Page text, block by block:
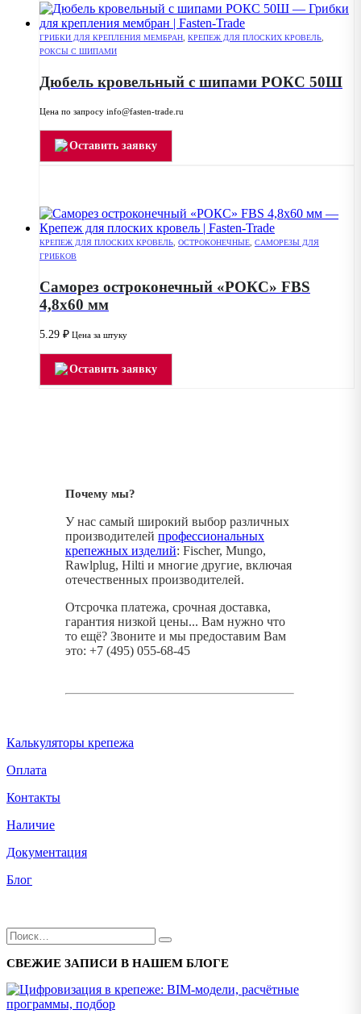
ГРИБКИ ДЛЯ КРЕПЛЕНИЯ МЕМБРАН КРЕПЕЖ ДЛЯ ПЛОСКИХ КРОВЕЛЬ
РОКСЫ С ШИПАМИ
Дюбель кровельный с шипами РОКС 50Ш
Цена по запросу info@fasten-trade.ru
Оставить заявку
КРЕПЕЖ ДЛЯ ПЛОСКИХ КРОВЕЛЬ, ОСТРОКОНЕЧНЫЕ, САМОРЕЗЫ ДЛЯ
ГРИБКОВ
Саморез остроконечный «РОКС» FBS
4,8х60 мм
5.29 ₽ Цена за штуку
Оставить заявку
Почему мы?
У нас самый широкий выбор различных
производителей профессиональных
крепежных изделий: Fischer, Mungo,
Rawlplug, Hilti и многие другие, включая
отечественных производителей.
Отсрочка платежа, срочная доставка,
гарантия низкой цены... Вам нужно что
то ещё? Звоните и мы предоставим Вам
это: +7 (495) 055-68-45
Калькуляторы крепежа
Оплата
Контакты
Наличие
Документация
Блог
СВЕЖИЕ ЗАПИСИ В НАШЕМ БЛОГЕ